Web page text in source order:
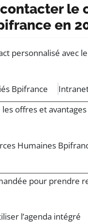
le
en
personnalisé avec le
Bpifrance
offres et avantages
Humaines
pour prendre
l’agenda intégré